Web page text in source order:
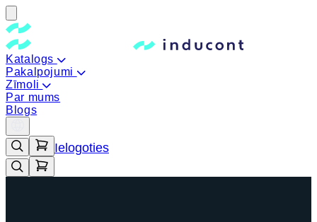
Katalogs
Pakalpojumi
Zīmoli
Par mums
Blogs
Ielogoties